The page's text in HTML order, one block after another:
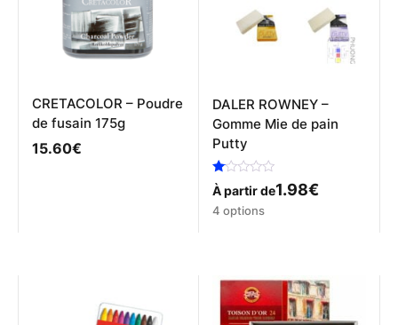
CRETACOLOR – Poudre
de fusain 175g
15.60€
DALER ROWNEY –
Gomme Mie de pain
Putty
Note
1.00
sur
5
À partir de1.98€
Ce
variations.
Les
options
4 options